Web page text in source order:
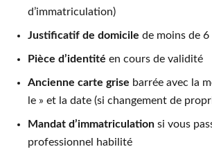
d’immatriculation)
Justificatif de domicile de moins de 6
Pièce d’identité en cours de validité
Ancienne carte grise barrée avec la
le » et la date (si changement de
Mandat d’immatriculation si vous
professionnel habilité